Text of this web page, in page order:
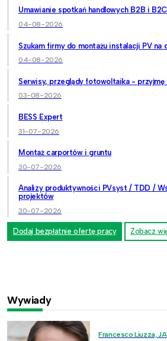
Umawianie spotkań handlowych B2B i
04-08-2026
Szukam firmy do montażu instalacji PV na
04-08-2026
Serwisy, przeglądy fotowoltaika - przyjmę
03-08-2026
BESS Expert
31-07-2026
Montaż carportów i gruntu
30-07-2026
Analizy produktywności PVsyst / TDD /
projektów
30-07-2026
Dodaj bezpłatnie ofertę pracy Zobacz
Wywiady
Francesco Liuzza, JA